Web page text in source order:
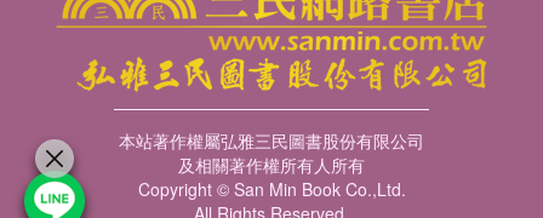
本站著作權屬弘雅三民圖書股份有限公司
及相關著作權所有人所有
Copyright © San Min Book Co.,Ltd.
All Rights Reserved.